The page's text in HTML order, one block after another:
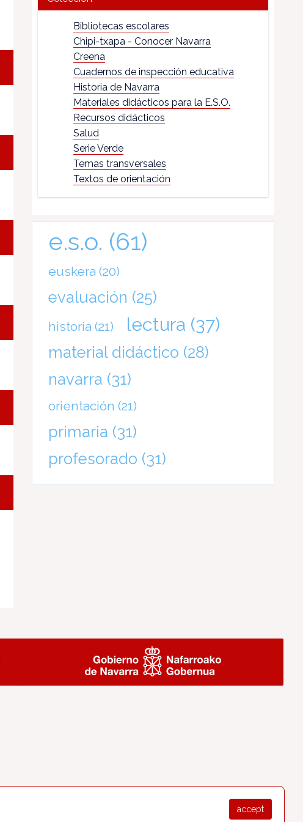
Bibliotecas escolares
Chipi-txapa - Conocer Navarra
Creena
Cuadernos de inspección educativa
Historia de Navarra
Materiales didácticos para la E.S.O.
Recursos didácticos
Salud
Serie Verde
Temas transversales
Textos de orientación
e.s.o. (61)
euskera (20)
evaluación (25)
historia (21) lectura (37)
material didáctico (28)
navarra (31)
orientación (21)
primaria (31)
profesorado (31)
accept